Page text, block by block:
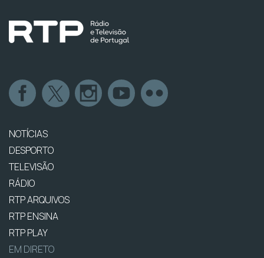
NOTÍCIAS
DESPORTO
TELEVISÃO
RÁDIO
RTP ARQUIVOS
RTP ENSINA
RTP PLAY
EM DIRETO